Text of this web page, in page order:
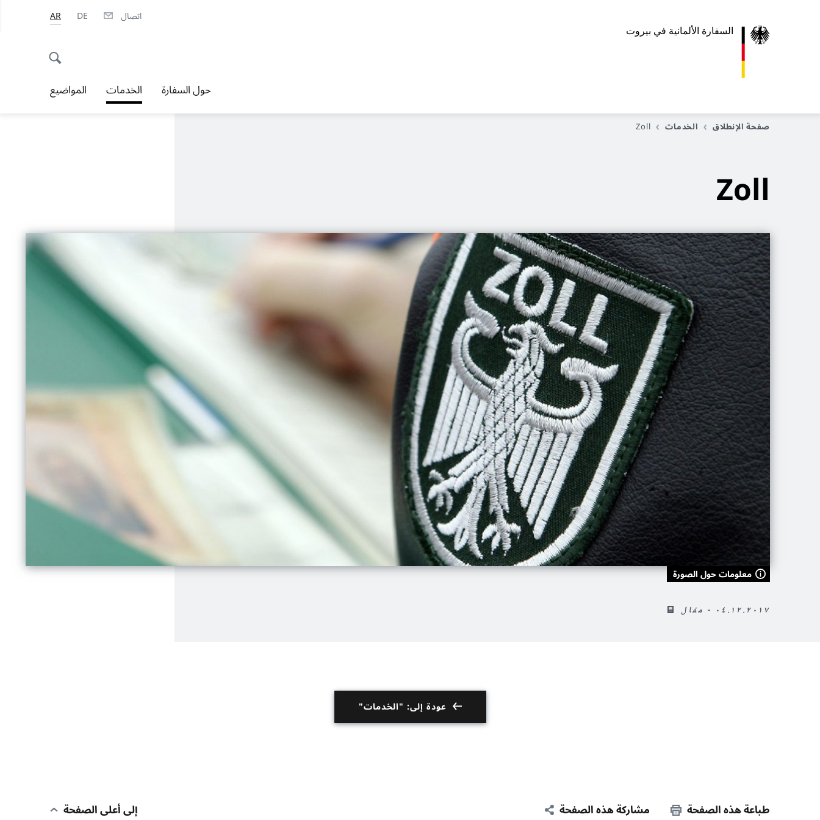
السفارة الألمانية في بيروت
اتصال DE
AR
حول السفارة الخدمات المواضيع
صفحة الإنطلاق الخدمات Zoll
Zoll
معلومات حول الصورة
٠٤.١٢.٢٠١٧ - مقال
عودة إلى: "الخدمات"
طباعة هذه الصفحة مشاركة هذه الصفحة إلى أعلى الصفحة